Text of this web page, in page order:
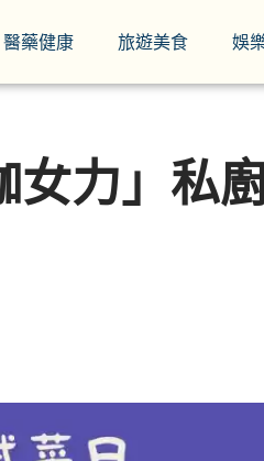
醫藥健康 旅遊美食 娛
女力」